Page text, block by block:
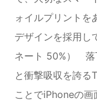
ォイルプリントを
デザインを採用し
ネート 50%） 落
と衝撃吸収を誇る
ことでiPhoneの画